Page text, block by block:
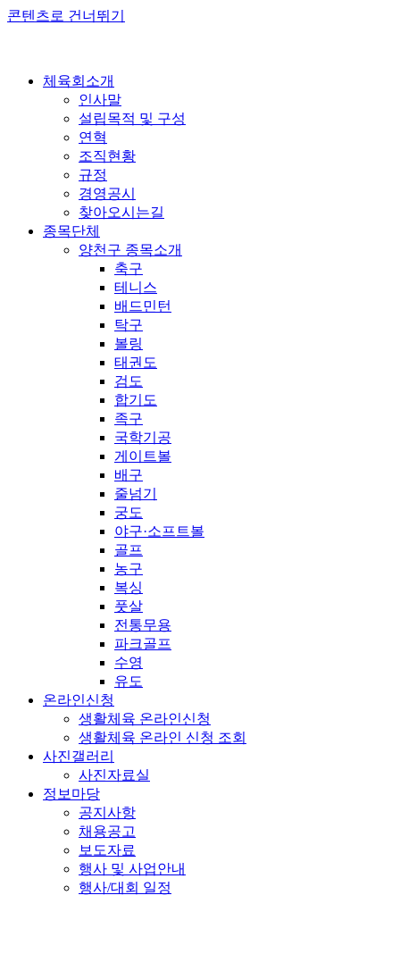
콘텐츠로 건너뛰기
체육회소개
인사말
설립목적 및 구성
연혁
조직현황
규정
경영공시
찾아오시는길
종목단체
양천구 종목소개
축구
테니스
배드민턴
탁구
볼링
태권도
검도
합기도
족구
국학기공
게이트볼
배구
줄넘기
궁도
야구·소프트볼
골프
농구
복싱
풋살
전통무용
파크골프
수영
유도
온라인신청
생활체육 온라인신청
생활체육 온라인 신청 조회
사진갤러리
사진자료실
정보마당
공지사항
채용공고
보도자료
행사 및 사업안내
행사/대회 일정